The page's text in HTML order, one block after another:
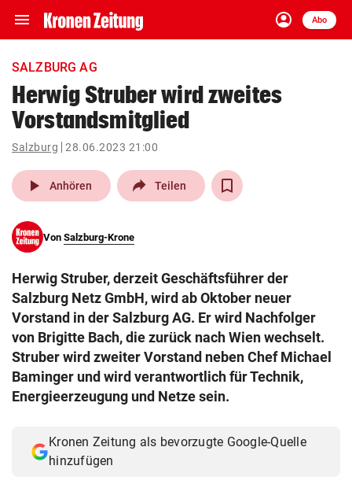
menu Navigation
ein-/ausklappen
account_circle
Anmelden
Abo
close Schließen
account_circle Anmelden
pin_drop
Wien arrow_right
search
eingeben
Muthgasse 2, 1190 Wien
SALZBURG AG
Herwig Struber wird zweites
Vorstandsmitglied
Salzburg 28.06.2023 21:00
play_arrow Anhören Teilen
Von Salzburg-Krone
Herwig Struber, derzeit Geschäftsführer der
Salzburg Netz GmbH, wird ab Oktober neuer
Vorstand in der Salzburg AG. Er wird Nachfolger
von Brigitte Bach, die zurück nach Wien wechselt.
Struber wird zweiter Vorstand neben Chef Michael
Baminger und wird verantwortlich für Technik,
Energieerzeugung und Netze sein.
Kronen Zeitung als bevorzugte Google-Quelle
hinzufügen